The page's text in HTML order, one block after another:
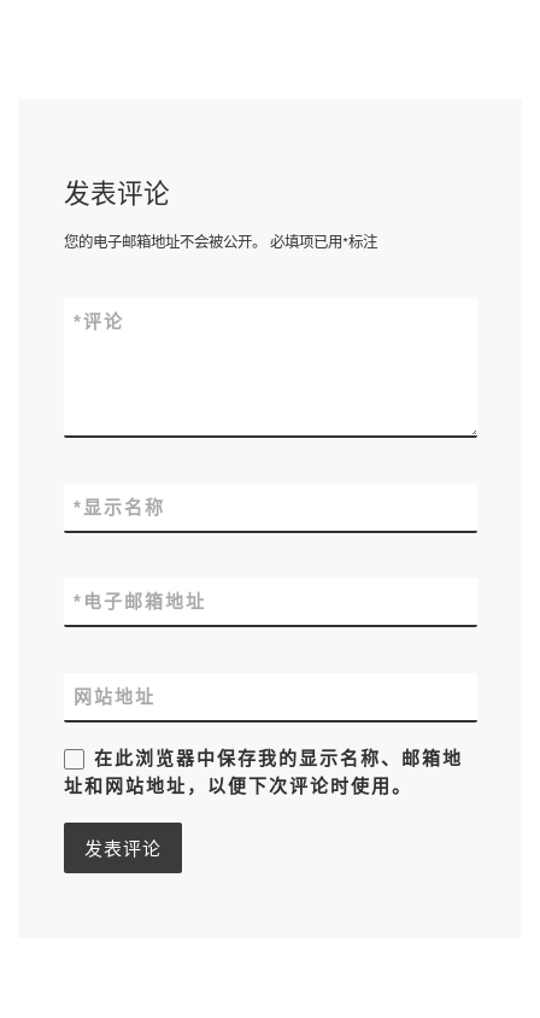
发表评论
您的电子邮箱地址不会被公开。 必填项已用*标注
评论
*
显示名称
*
电子邮箱地址
*
网站地址
在此浏览器中保存我的显示名称、邮箱地
址和网站地址，以便下次评论时使用。